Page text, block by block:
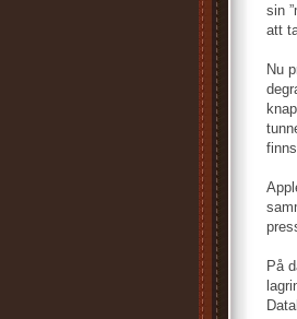
sin
att
Nu
På